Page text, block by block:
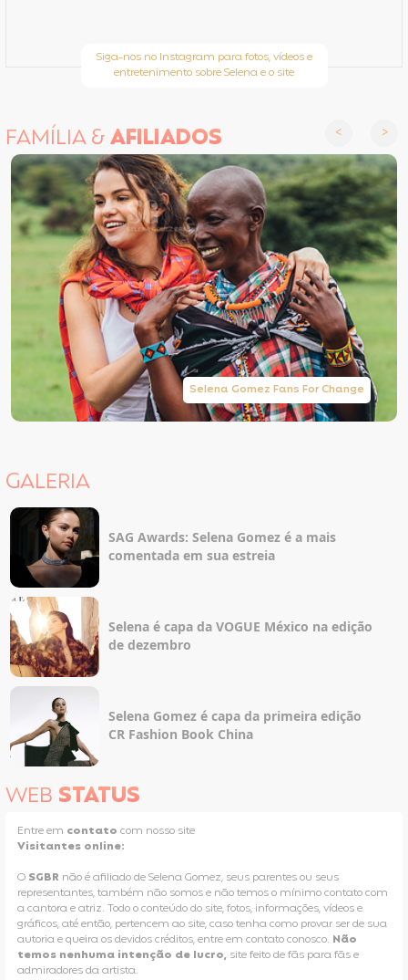
Siga-nos no Instagram para fotos, vídeos e
entretenimento sobre Selena e o site
FAMÍLIA &AFILIADOS
Selena Gomez Fans For Change
GALERIA
SAG Awards: Selena Gomez é a mais
comentada em sua estreia
Selena é capa da VOGUE México na edição
de dezembro
Selena Gomez é capa da primeira edição
CR Fashion Book China
WEB STATUS
Entre em contato com nosso site
Visitantes online:
O SGBR não é afiliado de Selena Gomez, seus parentes ou seus
representantes, também não somos e não temos o mínimo contato com
a cantora e atriz. Todo o conteúdo do site, fotos, informações, vídeos e
gráficos, até então, pertencem ao site, caso tenha como provar ser de sua
autoria e queira os devidos créditos, entre em contato conosco. Não
temos nenhuma intenção de lucro, site feito de fãs para fãs e
admiradores da artista.